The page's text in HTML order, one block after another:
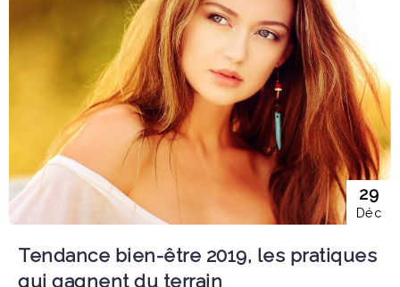
29
Déc
Tendance bien-être 2019, les pratiques
qui gagnent du terrain